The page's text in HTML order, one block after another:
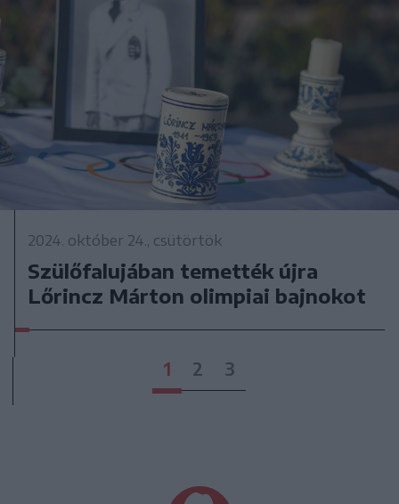
2024. október 24., csütörtök
Szülőfalujában temették újra
Lőrincz Márton olimpiai bajnokot
1 2 3